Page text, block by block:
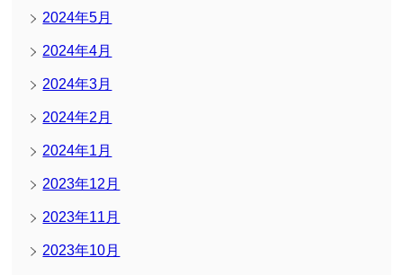
2024年5月
2024年4月
2024年3月
2024年2月
2024年1月
2023年12月
2023年11月
2023年10月